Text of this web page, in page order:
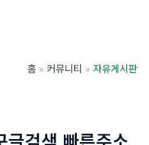
홈 커뮤니티 자유게시판